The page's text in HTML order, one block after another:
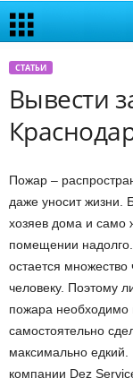
СТАТЬИ
Вывести
Пожар –
даже уносит жизни.
хозяев дома и само
помещении надолго.
остается множество
человеку. Поэтому
пожара необходимо
самостоятельно
максимально едкий.
компании Dez